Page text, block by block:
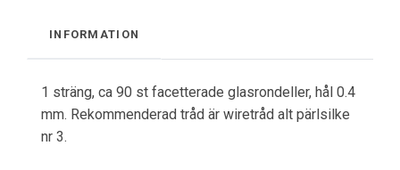
INFORMATION
1 sträng, ca 90 st facetterade glasrondeller, hål 0.4
mm. Rekommenderad tråd är wiretråd alt pärlsilke
nr 3.